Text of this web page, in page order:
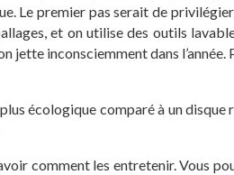
Le premier pas serait de
et on utilise des outils
jette inconsciemment dans
écologique comparé à un
comment les entretenir. Vous